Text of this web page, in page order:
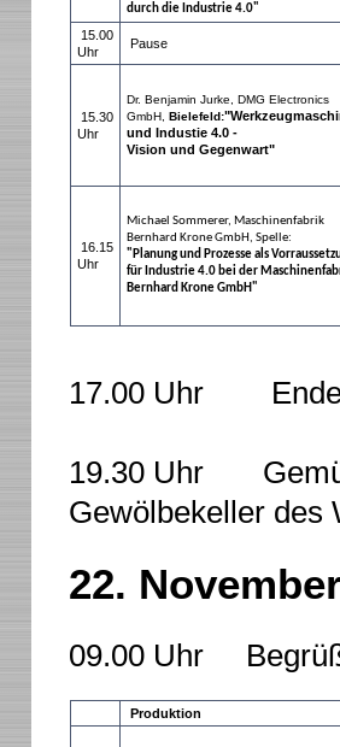
durch die Industrie 4.0"
15.00
Uhr
Pause
15.30
Uhr
Dr. Benjamin Jurke, DMG Electronics
GmbH, Bielefeld:
und Industie 4.0 -
Vision und Gegenwart"
16.15
Uhr
Michael Sommerer, Maschinenfabrik
Bernhard Krone GmbH, Spelle:
"Planung und Prozesse als
für Industrie 4.0 bei der
Bernhard Krone GmbH"
17.00 Uhr Ende
19.30 Uhr
Gewölbekeller des
22.
09.00 Uhr
Produktion